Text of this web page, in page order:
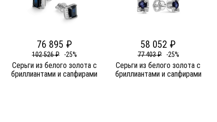
76 895 ₽
102 526 ₽ -25%
Серьги из белого золота c
бриллиантами и сапфирами
58 052 ₽
77 403 ₽ -25%
Серьги из белого золота c
бриллиантами и сапфирами